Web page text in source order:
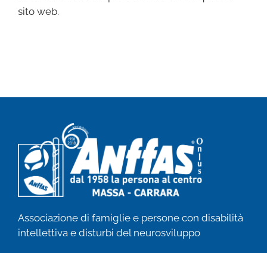
sito web.
Associazione di famiglie e persone con disabilità
intellettiva e disturbi del neurosviluppo